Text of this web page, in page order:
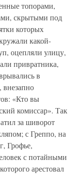
топорами,
скрытыми под
которых
какой-
оцепляли улицу,
привратника,
в
внезапно
«Кто вы
комиссар». Так
за шиворот
с Греппо, на
Грофье,
с потайными
арестовал